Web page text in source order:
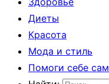
Диеты
Красота
Мода и стиль
Помоги себе сам